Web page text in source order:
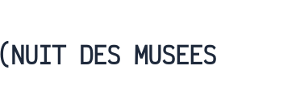
DES MUSEES